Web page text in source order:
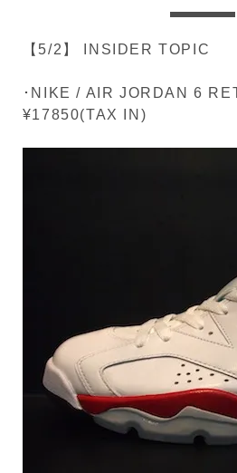
【5/2】 INSIDER TOPIC
･NIKE / AIR JORDAN 6
¥17850(TAX IN)